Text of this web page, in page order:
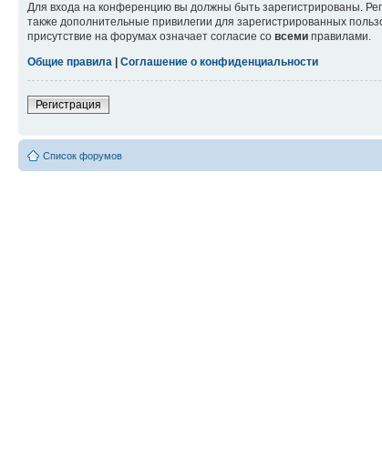
Для входа на конференцию вы должны быть зарегистрированы.
также дополнительные привилегии для зарегистрированных
присутствие на форумах означает согласие со всеми правилами.
Общие правила
Соглашение о конфиденциальности
Регистрация
Список форумов